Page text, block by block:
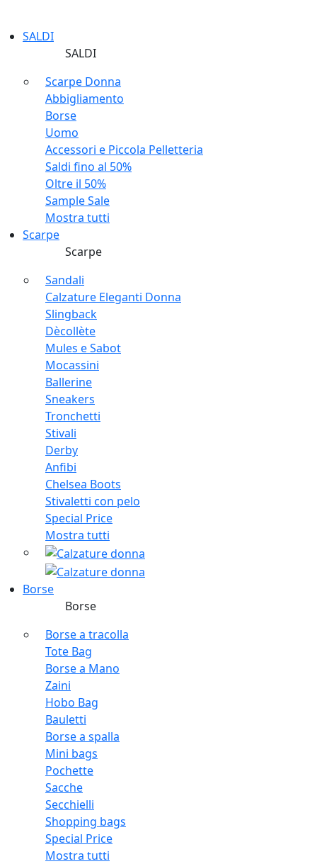
SALDI
SALDI
Scarpe Donna
Abbigliamento
Borse
Uomo
Accessori e Piccola Pelletteria
Saldi fino al 50%
Oltre il 50%
Sample Sale
Mostra tutti
Scarpe
Scarpe
Sandali
Calzature Eleganti Donna
Slingback
Dècollète
Mules e Sabot
Mocassini
Ballerine
Sneakers
Tronchetti
Stivali
Derby
Anfibi
Chelsea Boots
Stivaletti con pelo
Special Price
Mostra tutti
Borse
Borse
Borse a tracolla
Tote Bag
Borse a Mano
Zaini
Hobo Bag
Bauletti
Borse a spalla
Mini bags
Pochette
Sacche
Secchielli
Shopping bags
Special Price
Mostra tutti